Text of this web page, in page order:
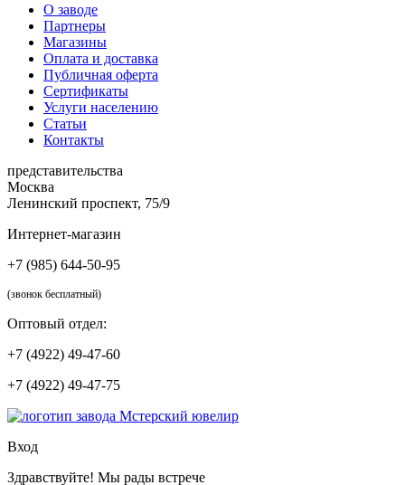
О заводе
Партнеры
Магазины
Оплата и доставка
Публичная оферта
Сертификаты
Услуги населению
Статьи
Контакты
представительства
Москва
Ленинский проспект, 75/9
Интернет-магазин
+7 (985) 644-50-95
(звонок бесплатный)
Оптовый отдел:
+7 (4922) 49-47-60
+7 (4922) 49-47-75
Вход
Здравствуйте! Мы рады встрече